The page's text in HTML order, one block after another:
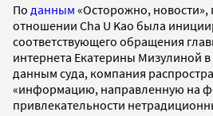
По данным «Осторожно, новости»,
отношении Cha U Kao была
соответствующего обращения
интернета Екатерины Мизулиной в
данным суда, компания
«информацию, направленную на
привлекательности